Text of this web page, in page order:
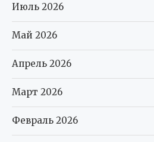
Июль 2026
Май 2026
Апрель 2026
Март 2026
Февраль 2026